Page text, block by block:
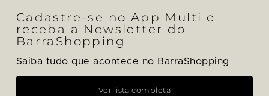
Cadastre-se no App Multi e
receba a Newsletter do
BarraShopping
Saiba tudo que acontece no BarraShopping
Ver lista completa